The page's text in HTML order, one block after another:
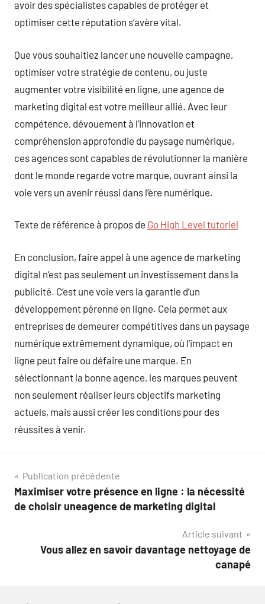
avoir des spécialistes capables de protéger et
optimiser cette réputation s’avère vital.
Que vous souhaitiez lancer une nouvelle campagne,
optimiser votre stratégie de contenu, ou juste
augmenter votre visibilité en ligne, une agence de
marketing digital est votre meilleur allié. Avec leur
compétence, dévouement à l’innovation et
compréhension approfondie du paysage numérique,
ces agences sont capables de révolutionner la manière
dont le monde regarde votre marque, ouvrant ainsi la
voie vers un avenir réussi dans l’ère numérique.
Texte de référence à propos de Go High Level tutoriel
En conclusion, faire appel à une agence de marketing
digital n’est pas seulement un investissement dans la
publicité. C’est une voie vers la garantie d’un
développement pérenne en ligne. Cela permet aux
entreprises de demeurer compétitives dans un paysage
numérique extrêmement dynamique, où l’impact en
ligne peut faire ou défaire une marque. En
sélectionnant la bonne agence, les marques peuvent
non seulement réaliser leurs objectifs marketing
actuels, mais aussi créer les conditions pour des
réussites à venir.
Navigation
de
Publication précédente
Maximiser votre présence en ligne : la nécessité
de choisir uneagence de marketing digital
Article suivant
Vous allez en savoir davantage nettoyage de
canapé